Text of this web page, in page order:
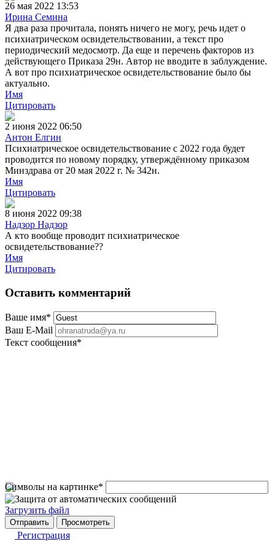
26 мая 2022 13:53
Ирина Семина
Я два раза прочитала, понять ничего не могу, речь идет о
психиатрическом освидетельствовании, а текст про
периодический медосмотр. Да еще и перечень факторов из
действующего Приказа 29н. Автор не вводите в заблуждение.
А вот про психиатрическое освидетельствование было бы
актуально.
Имя
Цитировать
2 июня 2022 06:50
Антон Елгин
Психиатрическое освидетельствование с 2022 года будет
проводится по новому порядку, утверждённому приказом
Минздрава от 20 мая 2022 г. № 342н.
Имя
Цитировать
8 июня 2022 09:38
Надзор Надзор
А кто вообще проводит психиатрическое
освидетельствование??
Имя
Цитировать
Оставить комментарий
Ваше имя*
Ваш E-Mail
Текст сообщения*
Символы на картинке*
Загрузить файл
Регистрация